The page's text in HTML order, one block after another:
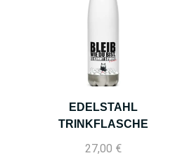
EDELSTAHL
TRINKFLASCHE
27,00 €